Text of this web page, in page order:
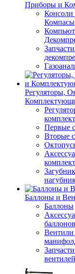
Приборы и
Компасы
Регуляторы,
Первые
Вторые
Баллоны и
Баллоны
баллонов
Вентили
вентилей